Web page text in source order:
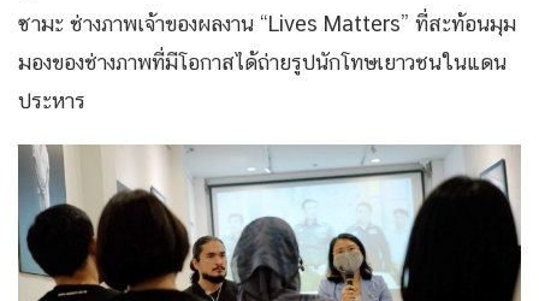
ซามะ ช่างภาพเจ้าของผลงาน “Lives Matters” ที่สะท้อนมุม
มองของช่างภาพที่มีโอกาสได้ถ่ายรูปนักโทษเยาวชนในแดน
ประหาร